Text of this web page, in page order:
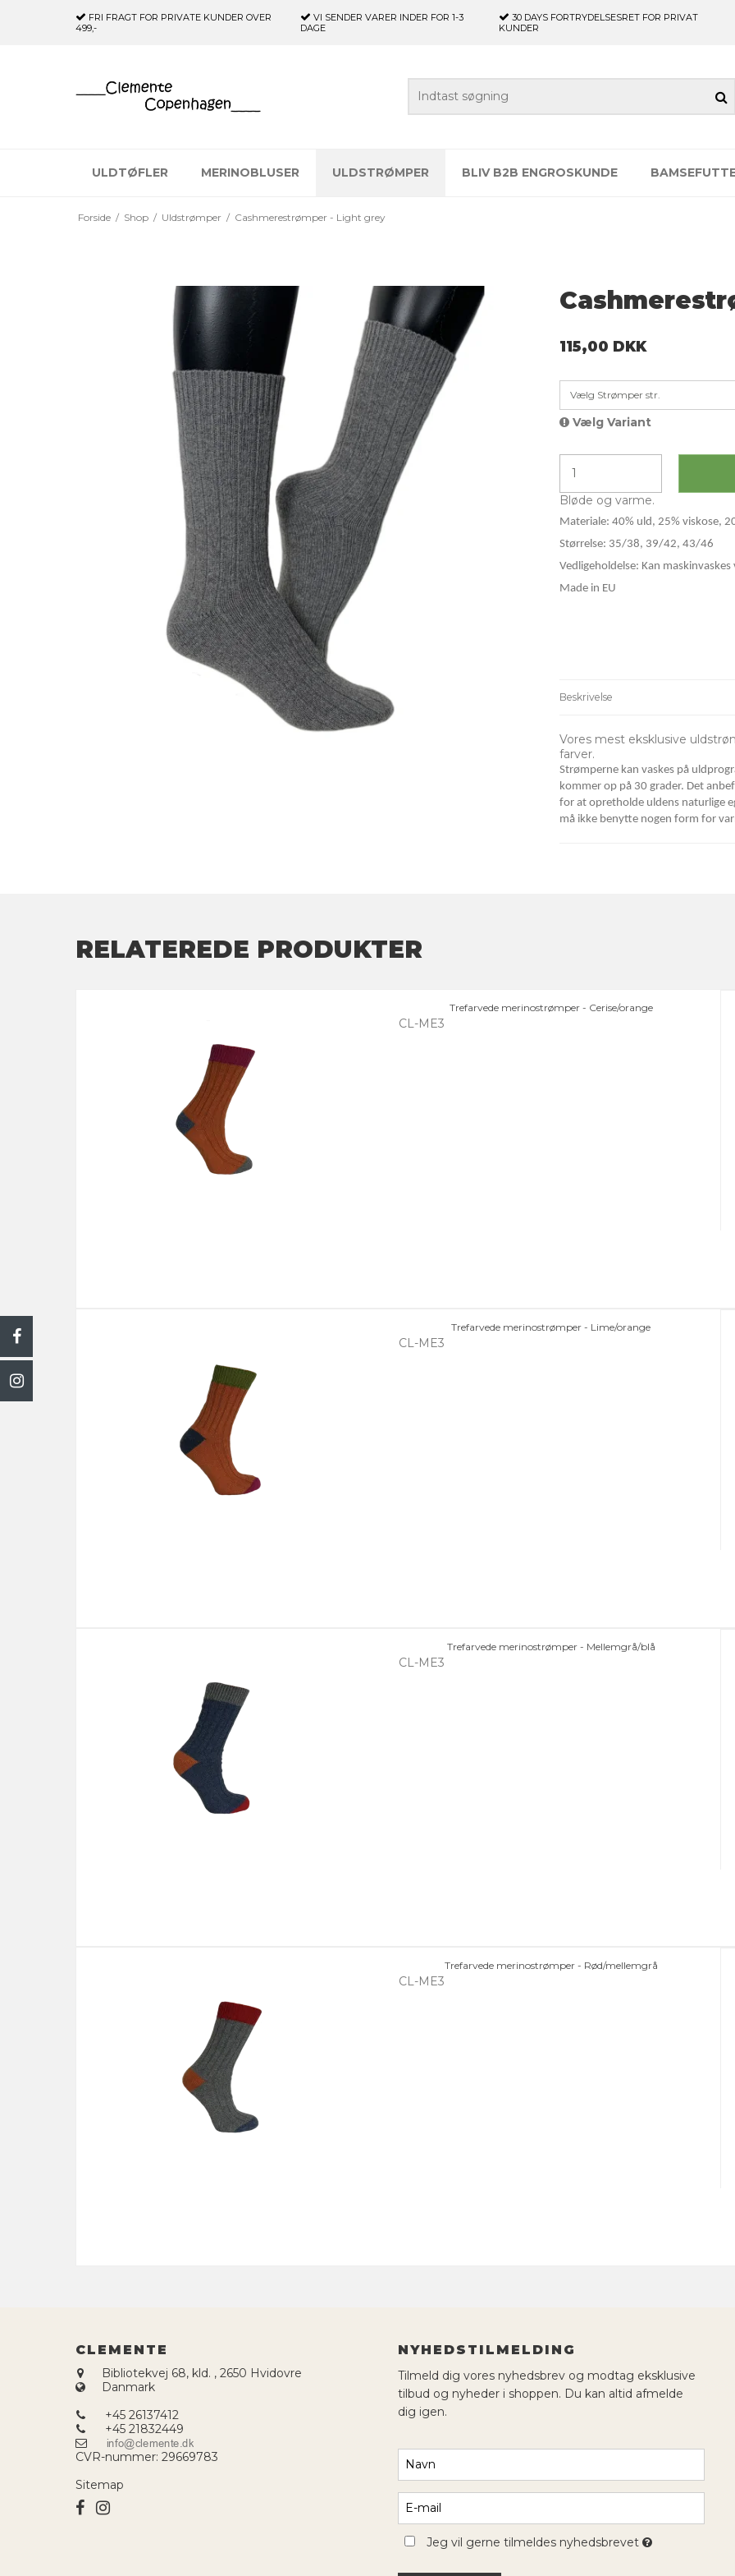
FRI FRAGT FOR PRIVATE KUNDER OVER
499,-
VI SENDER VARER INDER FOR 1-3
DAGE
30 DAYSFORTRYDELSESRET FOR PRIVAT
KUNDER
ULDTØFLER MERINOBLUSER ULDSTRØMPER BLIV B2B ENGROSKUNDE
Forside / Shop / Uldstrømper / Cashmerestrømper - Light grey
115,00 DKK
Vælg Strømper str.
Vælg Variant
Bløde og varme.
Materiale: 40% uld, 25% viskose,
Størrelse: 35/38, 39/42, 43/46
Vedligeholdelse: Kan
Made in EU
Beskrivelse
Vores mest eksklusive
farver.
Strømperne kan vaskes på
kommer op på 30 grader. Det
for at opretholde uldens naturlige
må ikke benytte nogen form for
RELATEREDE PRODUKTER
Trefarvede merinostrømper - Cerise/orange
CL-ME3
Trefarvede merinostrømper - Lime/orange
CL-ME3
Trefarvede merinostrømper - Mellemgrå/blå
CL-ME3
Trefarvede merinostrømper - Rød/mellemgrå
CL-ME3
CLEMENTE
Bibliotekvej 68, kld. , 2650 Hvidovre
Danmark
+45 26137412
+45 21832449
CVR-nummer: 29669783
Sitemap
NYHEDSTILMELDING
Tilmeld dig vores nyhedsbrev og modtag eksklusive
tilbud og nyheder i shoppen. Du kan altid afmelde
dig igen.
Jeg vil gerne tilmeldes nyhedsbrevet